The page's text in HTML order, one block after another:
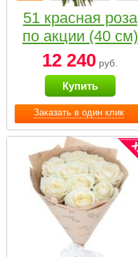
Заказать в один клик
51 красная роза
по акции (40 см)
12 240 руб.
Купить